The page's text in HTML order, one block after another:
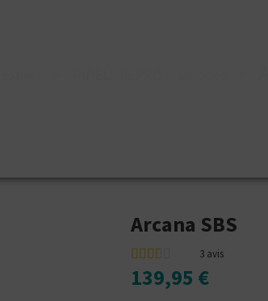
Arcana SBS
3 avis
139,95 €